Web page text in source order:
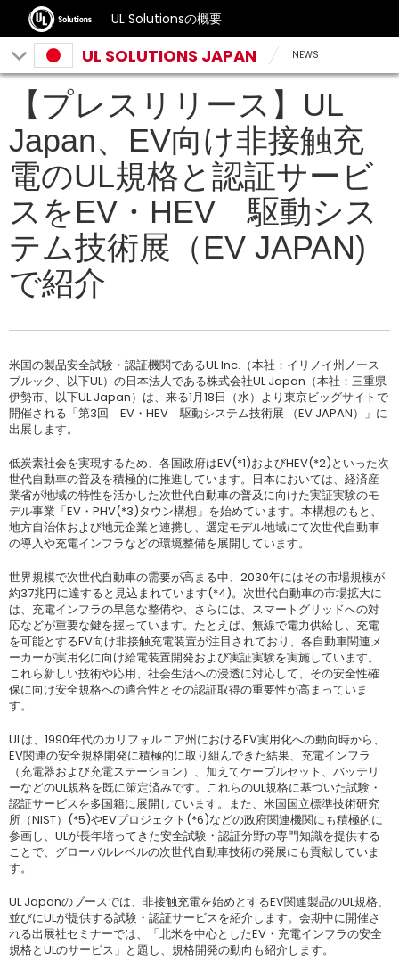
UL Solutionsの概要
UL SOLUTIONS JAPAN NEWS
【プレスリリース】UL
Japan、EV向け非接触充
電のUL規格と認証サービ
スをEV・HEV 駆動シス
テム技術展（EV JAPAN)
で紹介
米国の製品安全試験・認証機関であるUL Inc.（本社：イリノイ州ノース
ブルック、以下UL）の日本法人である株式会社UL Japan（本社：三重県
伊勢市、以下UL Japan）は、来る1月18日（水）より東京ビッグサイトで
開催される「第3回 EV・HEV 駆動システム技術展 （EV JAPAN）」に
出展します。
低炭素社会を実現するため、各国政府はEV(*1)およびHEV(*2)といった次
世代自動車の普及を積極的に推進しています。日本においては、経済産
業省が地域の特性を活かした次世代自動車の普及に向けた実証実験のモ
デル事業「EV・PHV(*3)タウン構想」を始めています。本構想のもと、
地方自治体および地元企業と連携し、選定モデル地域にて次世代自動車
の導入や充電インフラなどの環境整備を展開しています。
世界規模で次世代自動車の需要が高まる中、2030年にはその市場規模が
約37兆円に達すると見込まれています(*4)。次世代自動車の市場拡大に
は、充電インフラの早急な整備や、さらには、スマートグリッドへの対
応などが重要な鍵を握っています。たとえば、無線で電力供給し、充電
を可能とするEV向け非接触充電装置が注目されており、各自動車関連メ
ーカーが実用化に向け給電装置開発および実証実験を実施しています。
これら新しい技術や応用、社会生活への浸透に対応して、その安全性確
保に向け安全規格への適合性とその認証取得の重要性が高まっていま
す。
ULは、1990年代のカリフォルニア州におけるEV実用化への動向時から、
EV関連の安全規格開発に積極的に取り組んできた結果、充電インフラ
（充電器および充電ステーション）、加えてケーブルセット、バッテリ
ーなどのUL規格を既に策定済みです。これらのUL規格に基づいた試験・
認証サービスを多国籍に展開しています。また、米国国立標準技術研究
所（NIST）(*5)やEVプロジェクト(*6)などの政府関連機関にも積極的に
参画し、ULが長年培ってきた安全試験・認証分野の専門知識を提供する
ことで、グローバルレベルの次世代自動車技術の発展にも貢献していま
す。
UL Japanのブースでは、非接触充電を始めとするEV関連製品のUL規格、
並びにULが提供する試験・認証サービスを紹介します。会期中に開催さ
れる出展社セミナーでは、「北米を中心としたEV・充電インフラの安全
規格とULのサービス」と題し、規格開発の動向も紹介します。